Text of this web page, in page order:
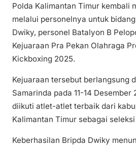
Polda Kalimantan Timur kembali
melalui personelnya untuk
Dwiky, personel Batalyon B
Kejuaraan Pra Pekan Olahraga
Kickboxing 2025.
Kejuaraan tersebut berlangsung
Samarinda pada 11-14
diikuti atlet-atlet terbaik dari
Kalimantan Timur sebagai
Keberhasilan Bripda Dwiky